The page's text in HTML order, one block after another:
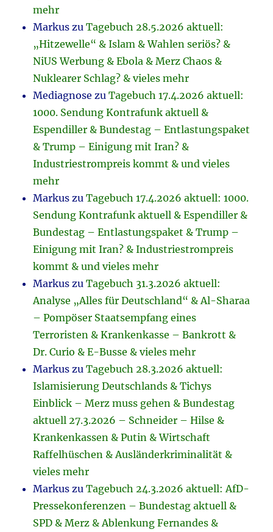
mehr
Markus zuTagebuch 28.5.2026 aktuell:
„Hitzewelle“ & Islam & Wahlen seriös? &
NiUS Werbung & Ebola & Merz Chaos &
Nuklearer Schlag? & vieles mehr
Mediagnose zuTagebuch 17.4.2026 aktuell:
1000. Sendung Kontrafunk aktuell &
Espendiller & Bundestag – Entlastungspaket
& Trump – Einigung mit Iran? &
Industriestrompreis kommt & und vieles
mehr
Markus zuTagebuch 17.4.2026 aktuell: 1000.
Sendung Kontrafunk aktuell & Espendiller &
Bundestag – Entlastungspaket & Trump –
Einigung mit Iran? & Industriestrompreis
kommt & und vieles mehr
Markus zuTagebuch 31.3.2026 aktuell:
Analyse „Alles für Deutschland“ & Al-Sharaa
– Pompöser Staatsempfang eines
Terroristen & Krankenkasse – Bankrott &
Dr. Curio & E-Busse & vieles mehr
Markus zuTagebuch 28.3.2026 aktuell:
Islamisierung Deutschlands & Tichys
Einblick – Merz muss gehen & Bundestag
aktuell 27.3.2026 – Schneider – Hilse &
Krankenkassen & Putin & Wirtschaft
Raffelhüschen & Ausländerkriminalität &
vieles mehr
Markus zuTagebuch 24.3.2026 aktuell: AfD-
Pressekonferenzen – Bundestag aktuell &
SPD & Merz & Ablenkung Fernandes &